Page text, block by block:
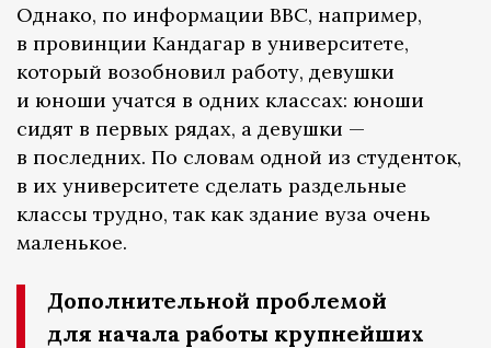
Однако, по информации ВВС, например,
в провинции Кандагар в университете,
который возобновил работу, девушки
и юноши учатся в одних классах: юноши
сидят в первых рядах, а девушки —
в последних. По словам одной из студенток,
в их университете сделать раздельные
классы трудно, так как здание вуза очень
маленькое.
Дополнительной проблемой
для начала работы крупнейших